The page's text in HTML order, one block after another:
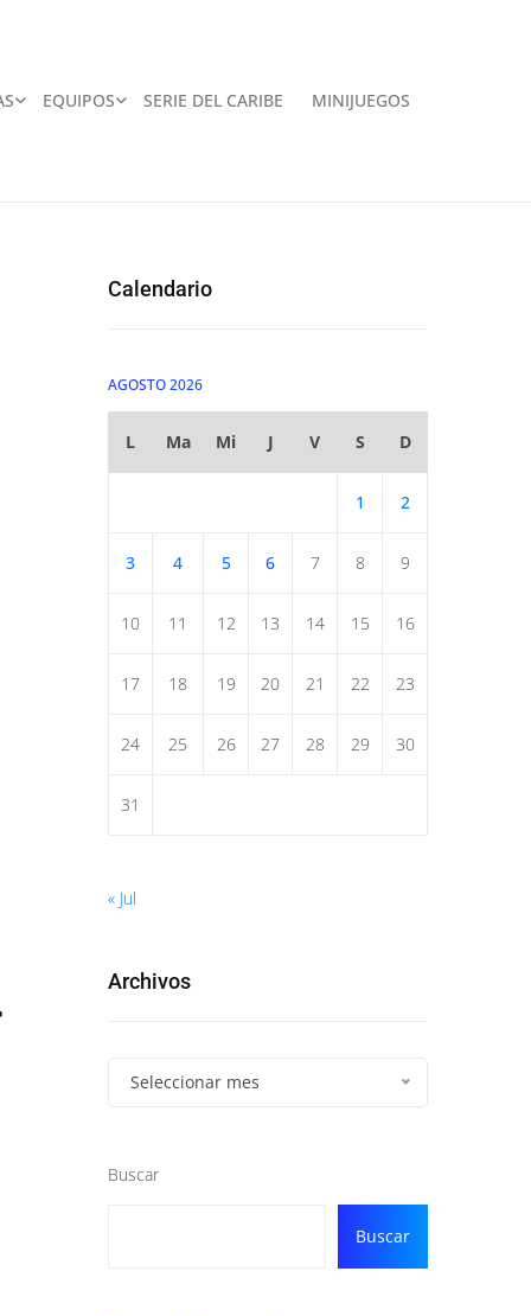
EQUIPOS SERIE DEL CARIBE MINIJUEGOS
Calendario
AGOSTO 2026
L Ma Mi J V S D
1 2
3 4 5 6 7 8 9
10 11 12 13 14 15 16
17 18 19 20 21 22 23
24 25 26 27 28 29 30
31
« Jul
Archivos
Seleccionar mes
Buscar
Buscar